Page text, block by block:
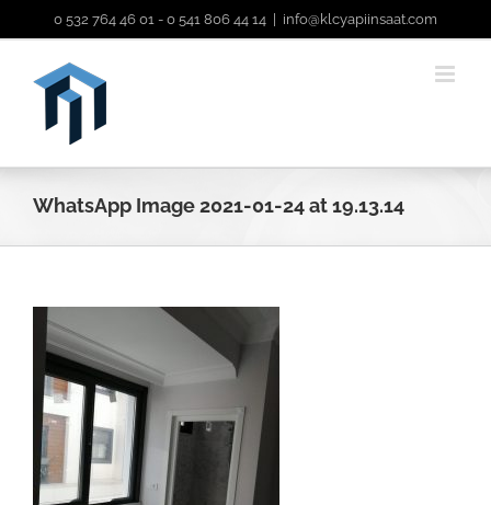
geç
0 532 764 46 01 - 0 541 806 44 14 info@klcyapiinsaat.com
WhatsApp Image 2021-01-24 at 19.13.14